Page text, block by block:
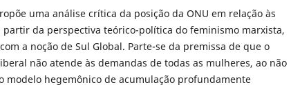
uma análise crítica da posição da ONU em relação às
partir da perspectiva teórico-política do feminismo marxista,
a noção de Sul Global. Parte-se da premissa de que o
não atende às demandas de todas as mulheres, ao não
modelo hegemônico de acumulação profundamente